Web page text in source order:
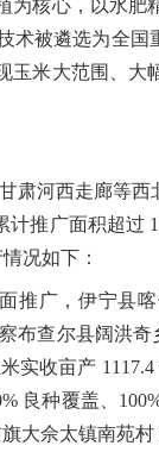
核心，以水肥
术被遴选为全国
米大范围、大
肃河西走廊等
计推广面积超过
况如下：
推广，伊宁县
布查尔县阔洪奇
实收亩产 1117.4
良种覆盖、
大佘太镇南苑村